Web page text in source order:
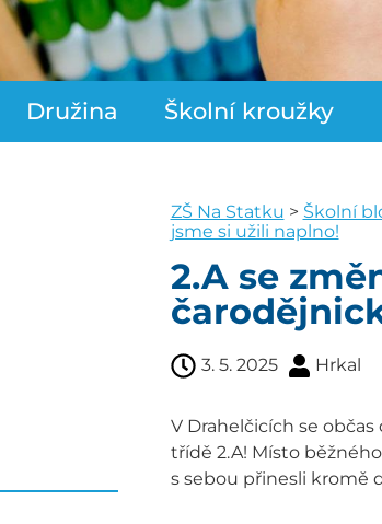
Družina Školní kroužky
ZŠ Na Statku > Školní
jsme si užili naplno!
2.A se
3. 5. 2025 Hrkal
V Drahelčicích se
třídě 2.A! Místo
s sebou přinesli kromě